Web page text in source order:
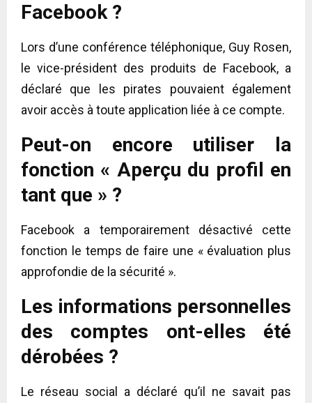
Facebook ?
Lors d’une conférence téléphonique, Guy Rosen,
le vice-président des produits de Facebook, a
déclaré que les pirates pouvaient également
avoir accès à toute application liée à ce compte.
Peut-on encore utiliser la
fonction « Aperçu du profil en
tant que » ?
Facebook a temporairement désactivé cette
fonction le temps de faire une « évaluation plus
approfondie de la sécurité ».
Les informations personnelles
des comptes ont-elles été
dérobées ?
Le réseau social a déclaré qu’il ne savait pas